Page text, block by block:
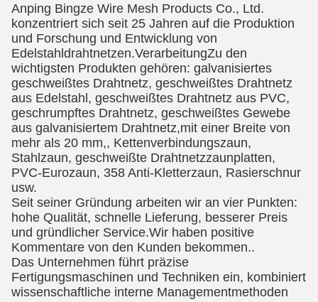
Anping Bingze Wire Mesh Products Co., Ltd.
konzentriert sich seit 25 Jahren auf die Produktion
und Forschung und Entwicklung von
Edelstahldrahtnetzen.VerarbeitungZu den
wichtigsten Produkten gehören: galvanisiertes
geschweißtes Drahtnetz, geschweißtes Drahtnetz
aus Edelstahl, geschweißtes Drahtnetz aus PVC,
geschrumpftes Drahtnetz, geschweißtes Gewebe
aus galvanisiertem Drahtnetz,mit einer Breite von
mehr als 20 mm,, Kettenverbindungszaun,
Stahlzaun, geschweißte Drahtnetzzaunplatten,
PVC-Eurozaun, 358 Anti-Kletterzaun, Rasierschnur
usw.
Seit seiner Gründung arbeiten wir an vier Punkten:
hohe Qualität, schnelle Lieferung, besserer Preis
und gründlicher Service.Wir haben positive
Kommentare von den Kunden bekommen..
Das Unternehmen führt präzise
Fertigungsmaschinen und Techniken ein, kombiniert
wissenschaftliche interne Managementmethoden